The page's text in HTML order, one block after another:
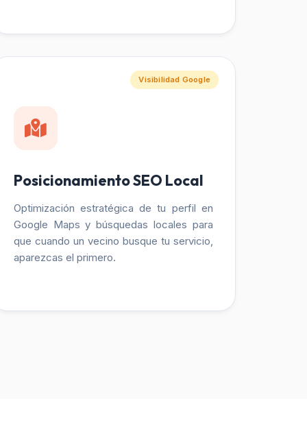
Visibilidad Google
Posicionamiento SEO Local
Optimización estratégica de tu perfil en
Google Maps y búsquedas locales para
que cuando un vecino busque tu servicio,
aparezcas el primero.